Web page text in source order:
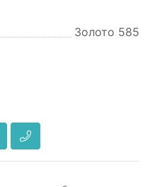
Золото 585